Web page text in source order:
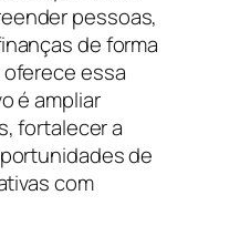
pessoas,
de forma
oferece essa
é ampliar
fortalecer a
de
com